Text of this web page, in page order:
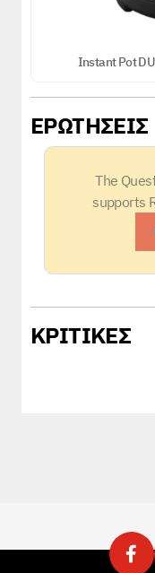
Instant Pot
ΕΡΩΤΗΣΕΙΣ
The
supports
ΚΡΙΤΙΚΕΣ